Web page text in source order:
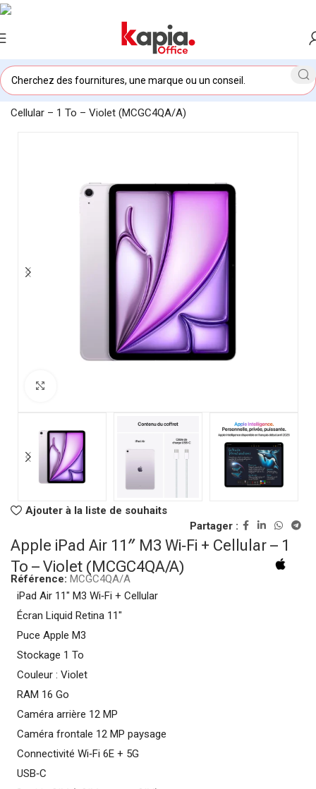
Accueil/KAPIA OFFICE MAROC/Apple iPad Air 11″ M3 Wi‑Fi +
Cellular – 1 To – Violet (MCGC4QA/A)
Ajouter à la liste de souhaits
Partager :
Apple iPad Air 11″ M3 Wi‑Fi + Cellular – 1
To – Violet (MCGC4QA/A)
Référence: MCGC4QA/A
iPad Air 11″ M3 Wi‑Fi + Cellular
Écran Liquid Retina 11″
Puce Apple M3
Stockage 1 To
Couleur : Violet
RAM 16 Go
Caméra arrière 12 MP
Caméra frontale 12 MP paysage
Connectivité Wi‑Fi 6E + 5G
USB‑C